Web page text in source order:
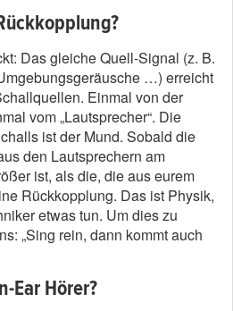
Das gleiche Quell-Signal (z. B.
…) erreicht
Einmal von der
vom „Lautsprecher“. Die
ist der Mund. Sobald die
den Lautsprechern am
ist, als die, die aus eurem
Rückkopplung. Das ist Physik,
etwas tun. Um dies zu
„Sing rein, dann kommt auch
Ear Hörer?